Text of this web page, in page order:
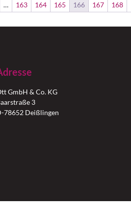
… 163 164 165 166 167 168
GmbH & Co. KG
3
78652 Deißlingen